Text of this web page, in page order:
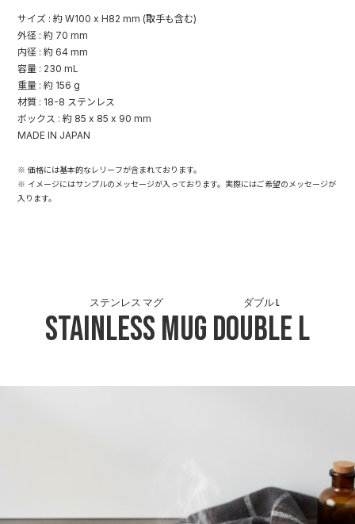
サイズ : 約 W100 x H82 mm (取手も含む)
外径 : 約 70 mm
内径 : 約 64 mm
容量 : 230 mL
重量 : 約 156 g
材質 : 18-8 ステンレス
ボックス : 約 85 x 85 x 90 mm
MADE IN JAPAN
※ 価格には基本的なレリーフが含まれております。
※ イメージにはサンプルのメッセージが入っております。実際にはご希望のメッセージが
入ります。
Stainless Mug
ステンレス マグ
Double L
ダブル L